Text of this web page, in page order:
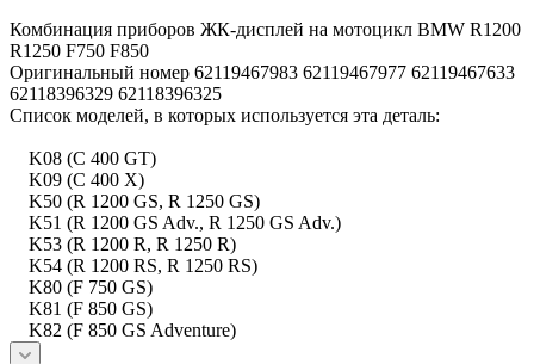
Комбинация приборов ЖК-дисплей на мотоцикл BMW R1200
R1250 F750 F850
Оригинальный номер 62119467983 62119467977 62119467633
62118396329 62118396325
Список моделей, в которых используется эта деталь:
K08 (C 400 GT)
K09 (C 400 X)
K50 (R 1200 GS, R 1250 GS)
K51 (R 1200 GS Adv., R 1250 GS Adv.)
K53 (R 1200 R, R 1250 R)
K54 (R 1200 RS, R 1250 RS)
K80 (F 750 GS)
K81 (F 850 GS)
K82 (F 850 GS Adventure)